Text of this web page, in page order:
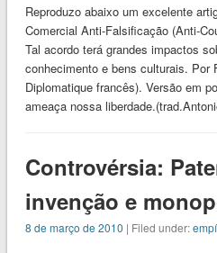
Reproduzo abaixo um excelente
Comercial Anti-Falsificação (Anti-
Tal acordo terá grandes impactos
conhecimento e bens culturais. Por
Diplomatique francês). Versão em
ameaça nossa
Controvérsia:
invenção e
8 de março de 2010 | Filed under: